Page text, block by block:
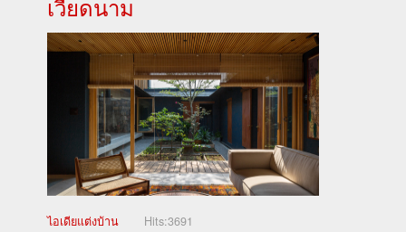
เวียดนาม
ไอเดียแต่งบ้าน Hits:3691